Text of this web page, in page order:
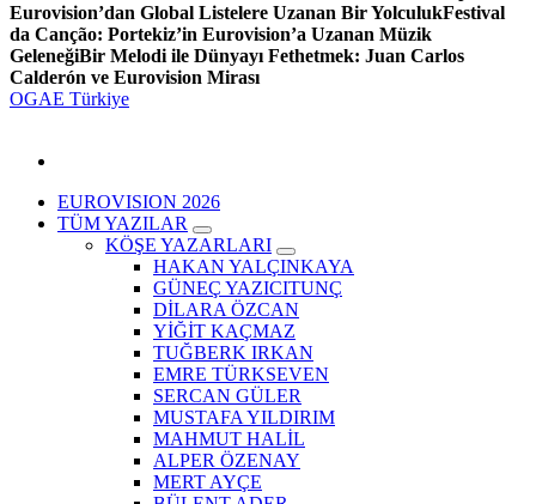
Eurovision’dan Global Listelere Uzanan Bir YolculukFestival
da Canção: Portekiz’in Eurovision’a Uzanan Müzik
GeleneğiBir Melodi ile Dünyayı Fethetmek: Juan Carlos
Calderón ve Eurovision Mirası
OGAE Türkiye
EUROVISION 2026
TÜM YAZILAR
KÖŞE YAZARLARI
HAKAN YALÇINKAYA
GÜNEÇ YAZICITUNÇ
DİLARA ÖZCAN
YİĞİT KAÇMAZ
TUĞBERK IRKAN
EMRE TÜRKSEVEN
SERCAN GÜLER
MUSTAFA YILDIRIM
MAHMUT HALİL
ALPER ÖZENAY
MERT AYÇE